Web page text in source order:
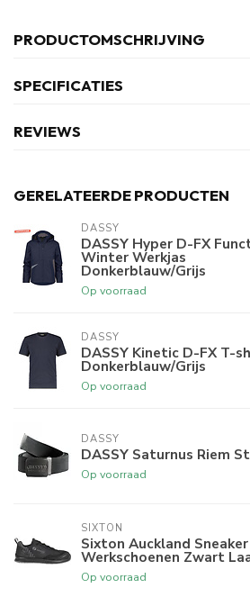
PRODUCTOMSCHRIJVING
SPECIFICATIES
REVIEWS
GERELATEERDE PRODUCTEN
DASSY
DASSY Hyper D-FX
Winter Werkjas
Donkerblauw/Grijs
Op voorraad
DASSY
DASSY Kinetic D-FX T-
Donkerblauw/Grijs
Op voorraad
DASSY
DASSY Saturnus Riem
Op voorraad
SIXTON
Sixton Auckland Sneaker
Werkschoenen Zwart
Op voorraad